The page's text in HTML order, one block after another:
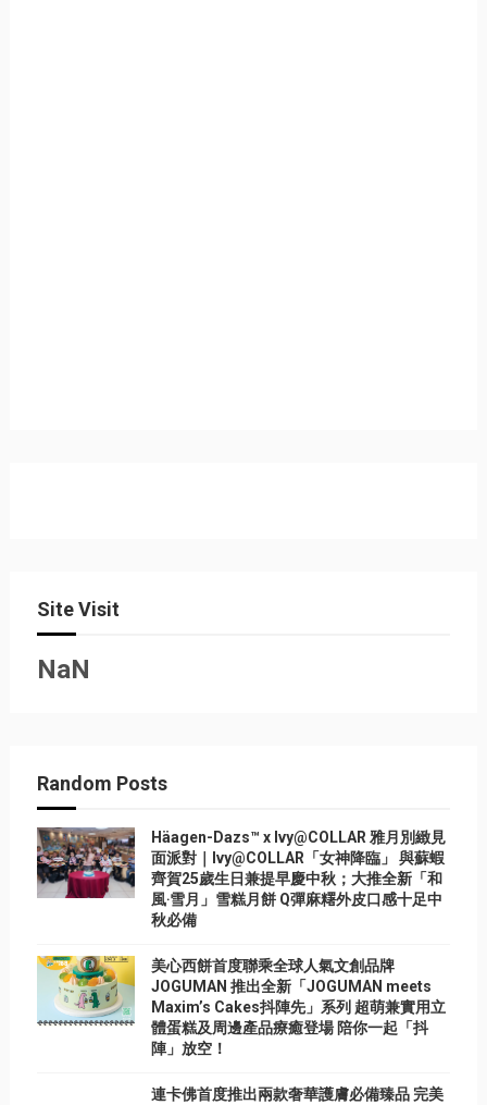
Site Visit
NaN
Random Posts
Häagen-Dazs™ x Ivy@COLLAR 雅月別緻見
面派對｜Ivy@COLLAR「女神降臨」 與蘇蝦
齊賀25歲生日兼提早慶中秋；大推全新「和
風‧雪月」雪糕月餅 Q彈麻糬外皮口感十足中
秋必備
美心西餅首度聯乘全球人氣文創品牌
JOGUMAN 推出全新「JOGUMAN meets
Maxim’s Cakes抖陣先」系列 超萌兼實用立
體蛋糕及周邊產品療癒登場 陪你一起「抖
陣」放空！
連卡佛首度推出兩款奢華護膚必備臻品 完美